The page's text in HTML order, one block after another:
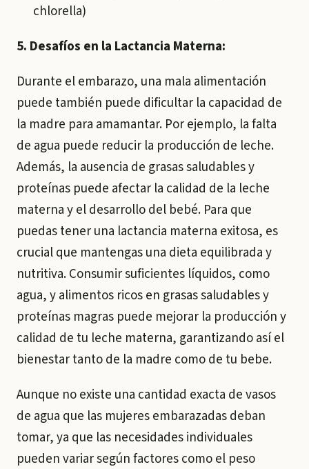
chlorella)
5. Desafíos en la Lactancia Materna:
Durante el embarazo, una mala alimentación
puede también puede dificultar la capacidad de
la madre para amamantar. Por ejemplo, la falta
de agua puede reducir la producción de leche.
Además, la ausencia de grasas saludables y
proteínas puede afectar la calidad de la leche
materna y el desarrollo del bebé. Para que
puedas tener una lactancia materna exitosa, es
crucial que mantengas una dieta equilibrada y
nutritiva. Consumir suficientes líquidos, como
agua, y alimentos ricos en grasas saludables y
proteínas magras puede mejorar la producción y
calidad de tu leche materna, garantizando así el
bienestar tanto de la madre como de tu bebe.
Aunque no existe una cantidad exacta de vasos
de agua que las mujeres embarazadas deban
tomar, ya que las necesidades individuales
pueden variar según factores como el peso